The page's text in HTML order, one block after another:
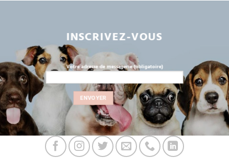
INSCRIVEZ-VOUS
Votre adresse de messagerie (obligatoire)